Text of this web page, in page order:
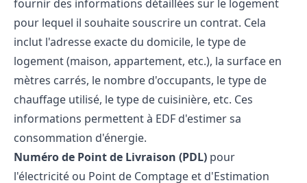
fournir des informations détaillées sur le logement
pour lequel il souhaite souscrire un contrat. Cela
inclut l'adresse exacte du domicile, le type de
logement (maison, appartement, etc.), la surface en
mètres carrés, le nombre d'occupants, le type de
chauffage utilisé, le type de cuisinière, etc. Ces
informations permettent à EDF d'estimer sa
consommation d'énergie.
Numéro de Point de Livraison (PDL) pour
l'électricité ou Point de Comptage et d'Estimation